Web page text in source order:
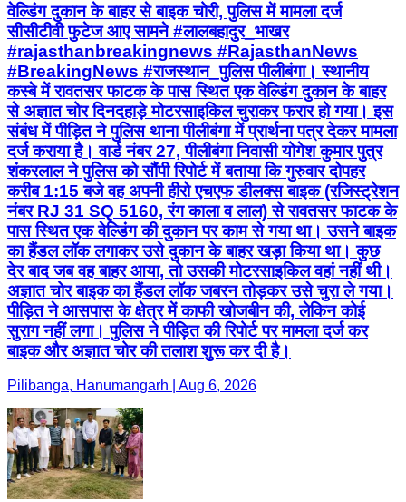
वेल्डिंग दुकान के बाहर से बाइक चोरी, पुलिस में मामला दर्ज
सीसीटीवी फुटेज आए सामने #लालबहादुर_भाखर
#rajasthanbreakingnews #RajasthanNews
#BreakingNews #राजस्थान_पुलिस पीलीबंगा। स्थानीय
कस्बे में रावतसर फाटक के पास स्थित एक वेल्डिंग दुकान के बाहर
से अज्ञात चोर दिनदहाड़े मोटरसाइकिल चुराकर फरार हो गया। इस
संबंध में पीड़ित ने पुलिस थाना पीलीबंगा में प्रार्थना पत्र देकर मामला
दर्ज कराया है। वार्ड नंबर 27, पीलीबंगा निवासी योगेश कुमार पुत्र
शंकरलाल ने पुलिस को सौंपी रिपोर्ट में बताया कि गुरुवार दोपहर
करीब 1:15 बजे वह अपनी हीरो एचएफ डीलक्स बाइक (रजिस्ट्रेशन
नंबर RJ 31 SQ 5160, रंग काला व लाल) से रावतसर फाटक के
पास स्थित एक वेल्डिंग की दुकान पर काम से गया था। उसने बाइक
का हैंडल लॉक लगाकर उसे दुकान के बाहर खड़ा किया था। कुछ
देर बाद जब वह बाहर आया, तो उसकी मोटरसाइकिल वहां नहीं थी।
अज्ञात चोर बाइक का हैंडल लॉक जबरन तोड़कर उसे चुरा ले गया।
पीड़ित ने आसपास के क्षेत्र में काफी खोजबीन की, लेकिन कोई
सुराग नहीं लगा। पुलिस ने पीड़ित की रिपोर्ट पर मामला दर्ज कर
बाइक और अज्ञात चोर की तलाश शुरू कर दी है।
Pilibanga, Hanumangarh | Aug 6, 2026